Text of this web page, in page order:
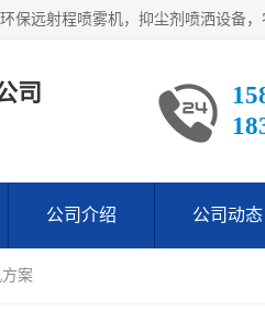
司
公司介绍 公司动态
案